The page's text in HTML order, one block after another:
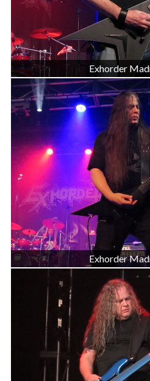
Exhorder
Exhorder